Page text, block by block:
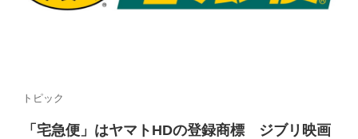
トピック
「宅急便」はヤマトHDの登録商標 ジブリ映画